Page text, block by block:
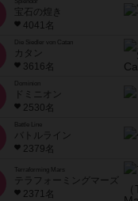
宝石の煌き
4041名
Die Siedler von Catan
カタン
3616名
ドミニオン
2530名
Battle Line
バトルライン
2379名
Terraforming Mars
テラフォーミングマーズ
2371名